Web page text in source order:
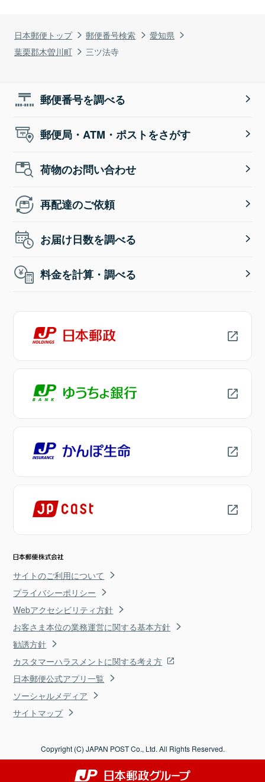
日本郵便トップ 郵便番号検索
愛知県
葉栗郡木曽川町
三ツ法寺
郵便番号を調べる
郵便局・ATM・ポストをさがす
荷物のお問い合わせ
再配達のご依頼
お届け日数を調べる
料金を計算・調べる
サイトのご利用について
プライバシーポリシー
Webアクセシビリティ方針
お客さま本位の業務運営に関する基本方針
勧誘方針
カスタマーハラスメントに関する考え方
日本郵便公式アプリ一覧
ソーシャルメディア
サイトマップ
Copyright (C) JAPAN POST Co., Ltd. All Rights Reserved.